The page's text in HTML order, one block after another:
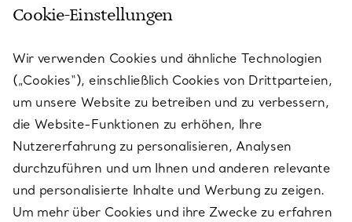
KUNDENSERVICE
SERVICES
ÜBER TIFFANY & CO.
RECHTLICHE HINWEISE
Cookie-Einstellungen
Wir verwenden Cookies und ähnliche Technologien
(„Cookies“), einschließlich Cookies von Drittparteien,
um unsere Website zu betreiben und zu verbessern,
die Website-Funktionen zu erhöhen, Ihre
Nutzererfahrung zu personalisieren, Analysen
durchzuführen und um Ihnen und anderen relevante
und personalisierte Inhalte und Werbung zu zeigen.
Um mehr über Cookies und ihre Zwecke zu erfahren